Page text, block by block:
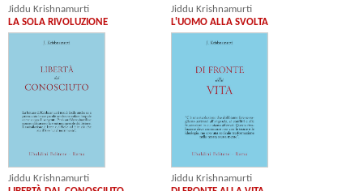
Jiddu Krishnamurti
LA SOLA RIVOLUZIONE
Jiddu Krishnamurti
L'UOMO ALLA SVOLTA
Jiddu Krishnamurti
Jiddu Krishnamurti